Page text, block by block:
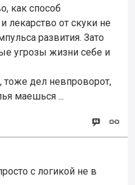
как способ
лекарство от скуки не
развития. Зато
угрозы жизни себе и
тоже дел невпроворот,
маешься ...
с логикой не в